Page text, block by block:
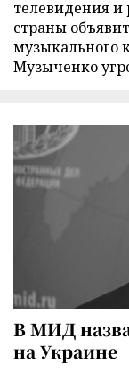
телевидения
страны
музыкального
Музыченко
В МИД
на Украине